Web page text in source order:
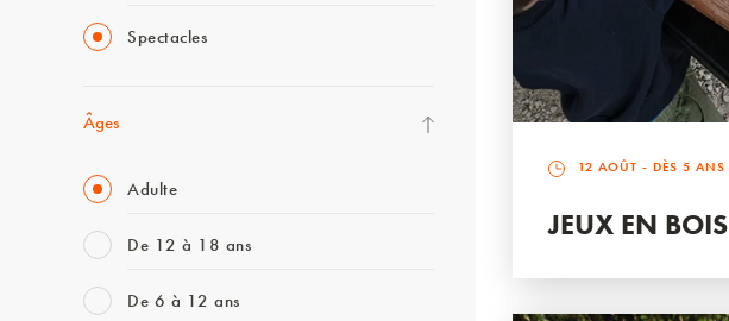
Spectacles
Âges
Adulte
De 12 à 18 ans
De 6 à 12 ans
12 AOÛT - DÈS 5 ANS
JEUX EN BOIS